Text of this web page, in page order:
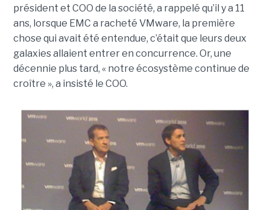
président et COO de la société, a rappelé qu’il y a 11
ans, lorsque EMC a racheté VMware, la première
chose qui avait été entendue, c’était que leurs deux
galaxies allaient entrer en concurrence. Or, une
décennie plus tard, « notre écosystème continue de
croître », a insisté le COO.